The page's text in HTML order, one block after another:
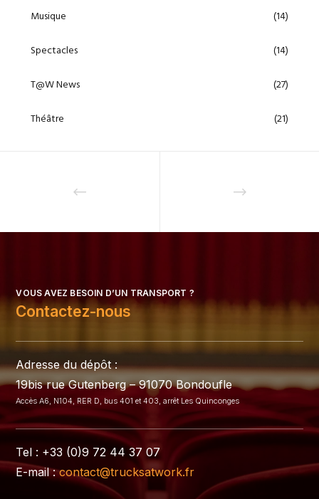
Musique (14)
Spectacles (14)
T@W News (27)
Théâtre (21)
VOUS AVEZ BESOIN D’UN TRANSPORT ?
Contactez-nous
Adresse du dépôt :
19bis rue Gutenberg – 91070 Bondoufle
Accès A6, N104, RER D, bus 401 et 403, arrêt Les Quinconges
Tel : +33 (0)9 72 44 37 07
E-mail :contact@trucksatwork.fr